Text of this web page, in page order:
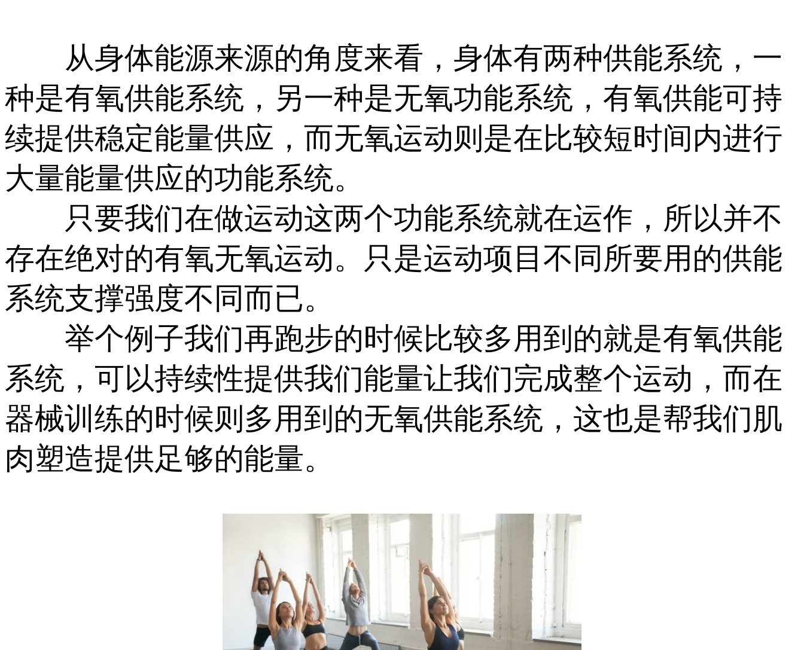
从身体能源来源的角度来看，身体有两种供能系统，一
种是有氧供能系统，另一种是无氧功能系统，有氧供能可持
续提供稳定能量供应，而无氧运动则是在比较短时间内进行
大量能量供应的功能系统。
只要我们在做运动这两个功能系统就在运作，所以并不
存在绝对的有氧无氧运动。只是运动项目不同所要用的供能
系统支撑强度不同而已。
举个例子我们再跑步的时候比较多用到的就是有氧供能
系统，可以持续性提供我们能量让我们完成整个运动，而在
器械训练的时候则多用到的无氧供能系统，这也是帮我们肌
肉塑造提供足够的能量。